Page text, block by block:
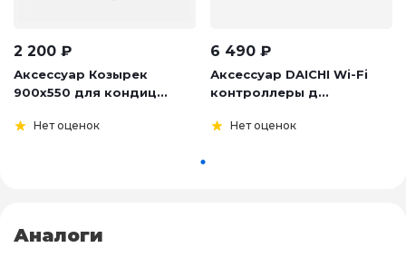
2 200 ₽
Аксессуар Козырек
900х550 для кондиц...
Нет оценок
6 490 ₽
Аксессуар DAICHI Wi-Fi
контроллеры д...
Нет оценок
Аналоги